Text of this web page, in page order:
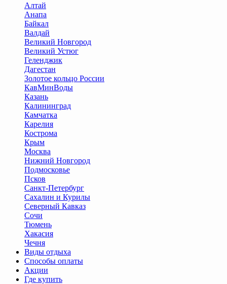
Алтай
Анапа
Байкал
Валдай
Великий Новгород
Великий Устюг
Геленджик
Дагестан
Золотое кольцо России
КавМинВоды
Казань
Калининград
Камчатка
Карелия
Кострома
Крым
Москва
Нижний Новгород
Подмосковье
Псков
Санкт-Петербург
Сахалин и Курилы
Северный Кавказ
Сочи
Тюмень
Хакасия
Чечня
Виды отдыха
Способы оплаты
Акции
Где купить